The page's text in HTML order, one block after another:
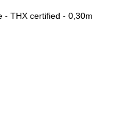
- THX certified - 0,30m